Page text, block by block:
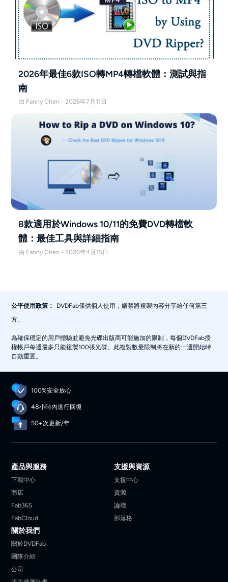
2026年最佳6款ISO轉MP4轉檔軟體：測試與指
南
由 Fanny Chen - 2026年7月11日
8款適用於Windows 10/11的免費DVD轉檔軟
體：最佳工具與詳細指南
由 Fanny Chen - 2026年4月15日
公平使用政策：
DVDFab僅供個人使用，嚴禁將複製內容分享給任何第三
方。
為確保穩定的用戶體驗並避免光碟出版商可能施加的限制，每個DVDFab授
權帳戶每週最多只能複製100張光碟。此複製數量限制將在新的一週開始時
自動重置。
100%安全放心
48小時內進行回復
50+次更新/年
產品與服務
下載中心
商店
Fab365
FabCloud
支援與資源
支援中心
資源
論壇
部落格
關於我們
關於DVDFab
團隊介紹
公司